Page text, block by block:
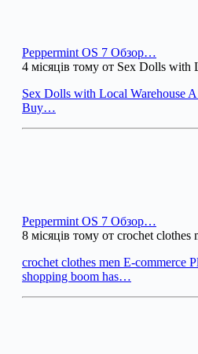
Peppermint OS 7 Обзор…
4 місяців тому от Sex Dolls with
Sex Dolls with Local Warehouse
Buy…
Peppermint OS 7 Обзор…
8 місяців тому от crochet clothes
crochet clothes men E-commerce
shopping boom has…